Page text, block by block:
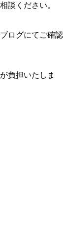
談ください。
ログにてご確認
負担いたしま